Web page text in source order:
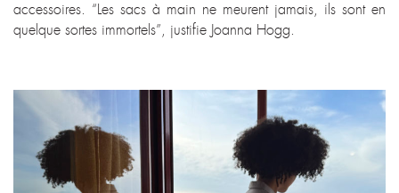
accessoires. “Les sacs à main ne meurent jamais, ils sont en
quelque sortes immortels”, justifie Joanna Hogg.